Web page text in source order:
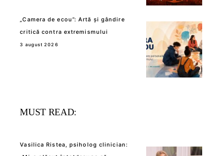
„Camera de ecou”: Artă și gândire
critică contra extremismului
3 august 2026
MUST READ:
Vasilica Ristea, psiholog clinician: